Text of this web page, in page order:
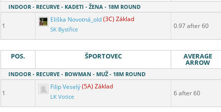
INDOOR - RECURVE - KADETI - ŽENA - 18M ROUND
1
Eliška Novotná_old(3C) Základ
SK Bystřice 0.97 after 60
POS. ŠPORTOVEC AVERAGE
ARROW
INDOOR - RECURVE - BOWMAN - MUŽ - 18M ROUND
1
Filip Veselý(5A) Základ
LK Votice 6 after 60